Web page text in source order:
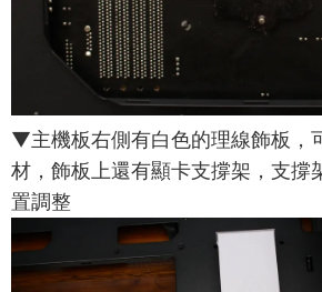
▼主機板右側有白色的理線飾板，
材，飾板上還有顯卡支撐架，支撐
置調整